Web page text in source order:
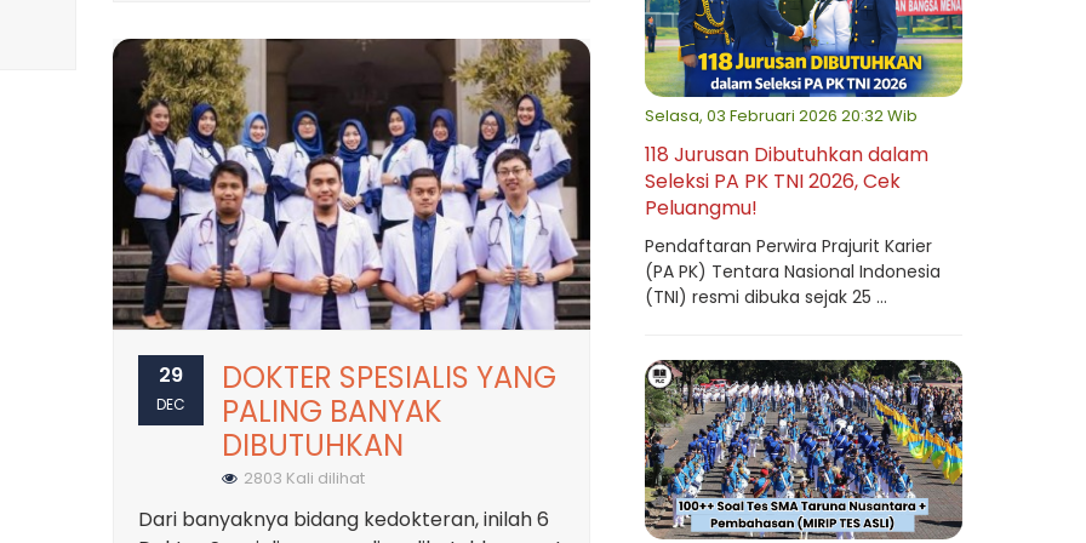
29
DEC
DOKTER SPESIALIS YANG
PALING BANYAK
DIBUTUHKAN
2803 Kali dilihat
Dari banyaknya bidang kedokteran, inilah 6
Selasa, 03 Februari 2026 20:32 Wib
118 Jurusan Dibutuhkan dalam
Seleksi PA PK TNI 2026, Cek
Peluangmu!
Pendaftaran Perwira Prajurit Karier
(PA PK) Tentara Nasional Indonesia
(TNI) resmi dibuka sejak 25 ...